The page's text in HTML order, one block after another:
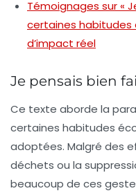
Témoignages sur «
certaines
d’impact réel
Je pensais bien
Ce texte aborde la
certaines habitudes
adoptées. Malgré des
déchets ou la
beaucoup de ces